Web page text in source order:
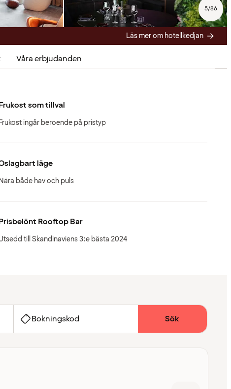
5/86
Läs mer om hotellkedjan
Våra erbjudanden
som tillval
ingår beroende på pristyp
läge
både hav och puls
Rooftop Bar
till Skandinaviens 3:e bästa 2024
Bokningskod Sök